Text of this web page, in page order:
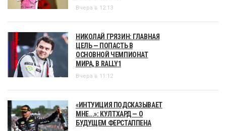
Вчера в 12:13
НИКОЛАЙ ГРЯЗИН: ГЛАВНАЯ
ЦЕЛЬ — ПОПАСТЬ В
ОСНОВНОЙ ЧЕМПИОНАТ
МИРА, В RALLY1
Вчера в 11:12
«ИНТУИЦИЯ ПОДСКАЗЫВАЕТ
МНЕ...»: КУЛТХАРД — О
БУДУЩЕМ ФЕРСТАППЕНА